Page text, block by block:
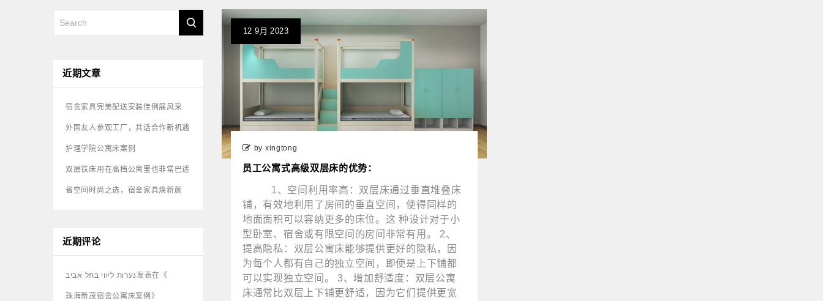
12 9月 2023
by xingtong
员工公寓式高级双层床的优势：
1、空间利用率高：双层床通过垂直堆叠床
铺，有效地利用了房间的垂直空间，使得同样的
地面面积可以容纳更多的床位。这 种设计对于小
型卧室、宿舍或有限空间的房间非常有用。 2、
提高隐私：双层公寓床能够提供更好的隐私，因
为每个人都有自己的独立空间，即使是上下铺都
可以实现独立空间。 3、增加舒适度：双层公寓
床通常比双层上下铺更舒适，因为它们提供更宽
近期文章
宿舍家具完美配送安装佳例展风采
外国友人参观工厂，共话合作新机遇
护理学院公寓床案例
双层铁床用在高档公寓里也非常巴适
省空间时尚之选，宿舍家具焕新颜
近期评论
נערות ליווי בתל אביב发表在《
珠海新茂宿舍公寓床案例 》